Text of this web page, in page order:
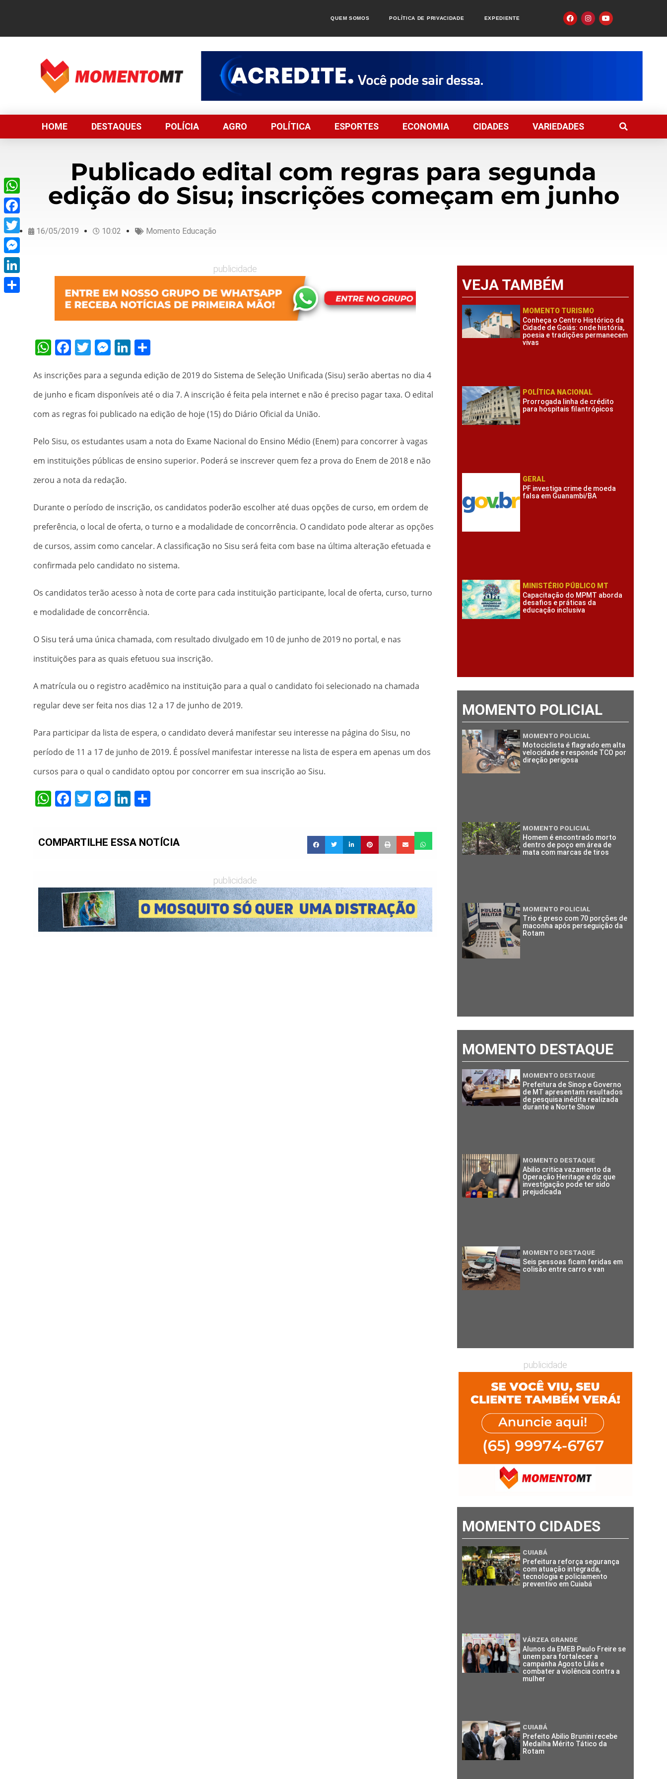
QUEM SOMOS POLÍTICA DE PRIVACIDADE EXPEDIENTE
HOME DESTAQUES POLÍCIA AGRO POLÍTICA ESPORTES ECONOMIA CIDADES VARIEDADES
Publicado edital com regras para segunda
edição do Sisu; inscrições começam em junho
16/05/2019 10:02 Momento Educação
publicidade
WhatsApp
Facebook
TwitterMessenger
LinkedIn
As inscrições para a segunda edição de 2019 do Sistema de Seleção Unificada (Sisu) serão abertas no dia 4
de junho e ficam disponíveis até o dia 7. A inscrição é feita pela internet e não é preciso pagar taxa. O edital
com as regras foi publicado na edição de hoje (15) do Diário Oficial da União.
Pelo Sisu, os estudantes usam a nota do Exame Nacional do Ensino Médio (Enem) para concorrer à vagas
em instituições públicas de ensino superior. Poderá se inscrever quem fez a prova do Enem de 2018 e não
zerou a nota da redação.
Durante o período de inscrição, os candidatos poderão escolher até duas opções de curso, em ordem de
preferência, o local de oferta, o turno e a modalidade de concorrência. O candidato pode alterar as opções
de cursos, assim como cancelar. A classificação no Sisu será feita com base na última alteração efetuada e
confirmada pelo candidato no sistema.
Os candidatos terão acesso à nota de corte para cada instituição participante, local de oferta, curso, turno
e modalidade de concorrência.
O Sisu terá uma única chamada, com resultado divulgado em 10 de junho de 2019 no portal, e nas
instituições para as quais efetuou sua inscrição.
A matrícula ou o registro acadêmico na instituição para a qual o candidato foi selecionado na chamada
regular deve ser feita nos dias 12 a 17 de junho de 2019.
Para participar da lista de espera, o candidato deverá manifestar seu interesse na página do Sisu, no
período de 11 a 17 de junho de 2019. É possível manifestar interesse na lista de espera em apenas um dos
cursos para o qual o candidato optou por concorrer em sua inscrição ao Sisu.
WhatsApp
Facebook
Twitter
Messenger
LinkedIn
COMPARTILHE ESSA NOTÍCIA
publicidade
VEJA TAMBÉM
MOMENTO TURISMO
Conheça o Centro Histórico da
Cidade de Goiás: onde história,
poesia e tradições permanecem
vivas
POLÍTICA NACIONAL
Prorrogada linha de crédito
para hospitais filantrópicos
GERAL
PF investiga crime de moeda
falsa em Guanambi/BA
MINISTÉRIO PÚBLICO MT
Capacitação do MPMT aborda
desafios e práticas da
educação inclusiva
MOMENTO POLICIAL
MOMENTO POLICIAL
Motociclista é flagrado em alta
velocidade e responde TCO por
direção perigosa
MOMENTO POLICIAL
Homem é encontrado morto
dentro de poço em área de
mata com marcas de tiros
MOMENTO POLICIAL
Trio é preso com 70 porções de
maconha após perseguição da
Rotam
MOMENTO DESTAQUE
MOMENTO DESTAQUE
Prefeitura de Sinop e Governo
de MT apresentam resultados
de pesquisa inédita realizada
durante a Norte Show
MOMENTO DESTAQUE
Abilio critica vazamento da
Operação Heritage e diz que
investigação pode ter sido
prejudicada
MOMENTO DESTAQUE
Seis pessoas ficam feridas em
colisão entre carro e van
publicidade
MOMENTO CIDADES
CUIABÁ
Prefeitura reforça segurança
com atuação integrada,
tecnologia e policiamento
preventivo em Cuiabá
VÁRZEA GRANDE
Alunos da EMEB Paulo Freire se
unem para fortalecer a
campanha Agosto Lilás e
combater a violência contra a
mulher
CUIABÁ
Prefeito Abilio Brunini recebe
Medalha Mérito Tático da
Rotam
WhatsApp
Facebook
Twitter
Messenger
LinkedIn